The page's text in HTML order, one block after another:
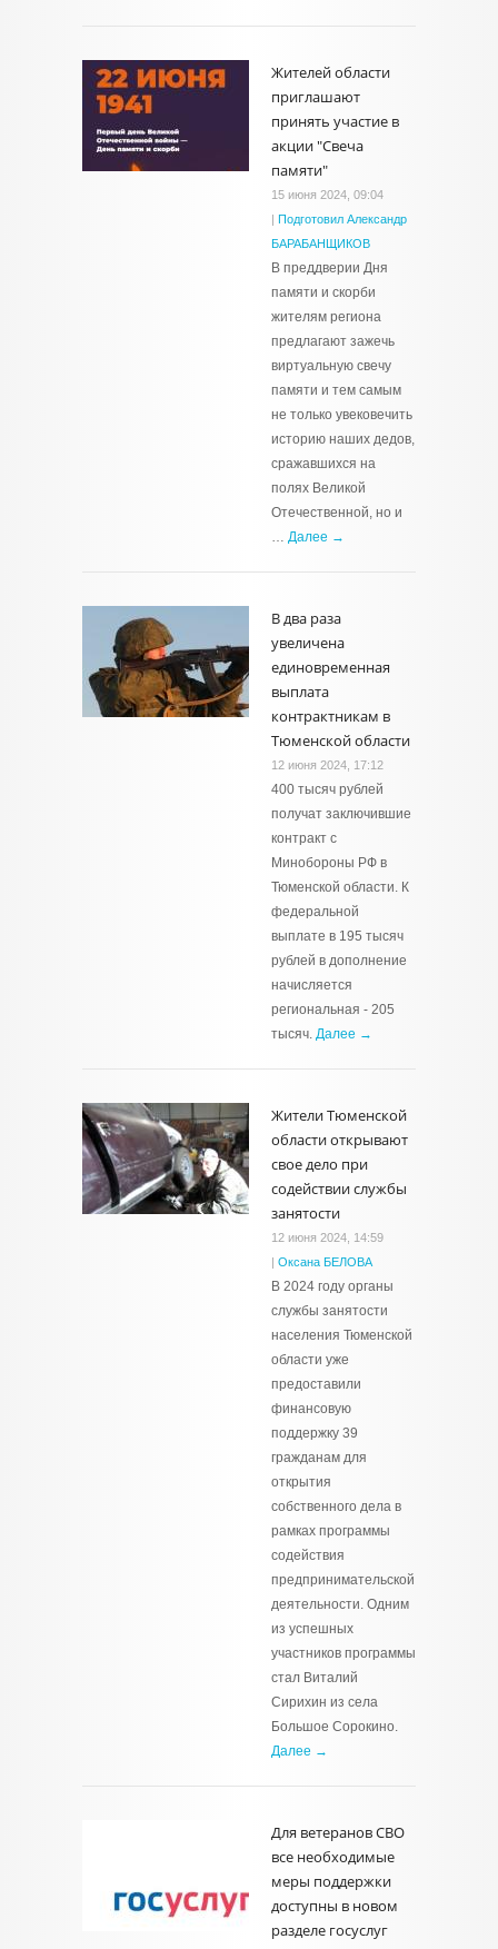
Жителей области
приглашают
принять участие в
акции "Свеча
памяти"
15 июня 2024, 09:04
| Подготовил Александр
БАРАБАНЩИКОВ
В преддверии Дня
памяти и скорби
жителям региона
предлагают зажечь
виртуальную свечу
памяти и тем самым
не только увековечить
историю наших дедов,
сражавшихся на
полях Великой
Отечественной, но и
… Далее →
В два раза
увеличена
единовременная
выплата
контрактникам в
Тюменской области
12 июня 2024, 17:12
400 тысяч рублей
получат заключившие
контракт с
Минобороны РФ в
Тюменской области. К
федеральной
выплате в 195 тысяч
рублей в дополнение
начисляется
региональная - 205
тысяч. Далее →
Жители Тюменской
области открывают
свое дело при
содействии службы
занятости
12 июня 2024, 14:59
| Оксана БЕЛОВА
В 2024 году органы
службы занятости
населения Тюменской
области уже
предоставили
финансовую
поддержку 39
гражданам для
открытия
собственного дела в
рамках программы
содействия
предпринимательской
деятельности. Одним
из успешных
участников программы
стал Виталий
Сирихин из села
Большое Сорокино.
Далее →
Для ветеранов СВО
все необходимые
меры поддержки
доступны в новом
разделе госуслуг